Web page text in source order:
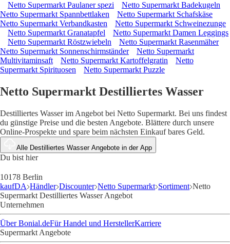
Netto Supermarkt Paulaner spezi
Netto Supermarkt Badekugeln
Netto Supermarkt Spannbettlaken
Netto Supermarkt Schafskäse
Netto Supermarkt Verbandkasten
Netto Supermarkt Schweinezunge
Netto Supermarkt Granatapfel
Netto Supermarkt Damen Leggings
Netto Supermarkt Röstzwiebeln
Netto Supermarkt Rasenmäher
Netto Supermarkt Sonnenschirmständer
Netto Supermarkt
Multivitaminsaft
Netto Supermarkt Kartoffelgratin
Netto
Supermarkt Spirituosen
Netto Supermarkt Puzzle
Netto Supermarkt Destilliertes Wasser
Destilliertes Wasser im Angebot bei Netto Supermarkt. Bei uns findest
du günstige Preise und die besten Angebote. Blättere durch unsere
Online-Prospekte und spare beim nächsten Einkauf bares Geld.
Alle Destilliertes Wasser Angebote in der App
Du bist hier
10178 Berlin
kaufDA Händler Discounter Netto Supermarkt Sortiment Netto
Supermarkt Destilliertes Wasser Angebot
Unternehmen
Über Bonial.deFür Handel und HerstellerKarriere
Supermarkt Angebote